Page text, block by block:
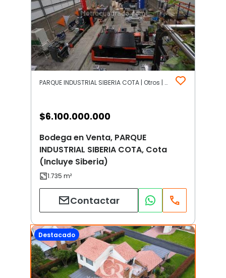
PARQUE INDUSTRIAL SIBERIA COTA | Otros | Cota (Incluye Siberia)
$6.100.000.000
Bodega en Venta, PARQUE
INDUSTRIAL SIBERIA COTA, Cota
(Incluye Siberia)
Contactar
Destacado